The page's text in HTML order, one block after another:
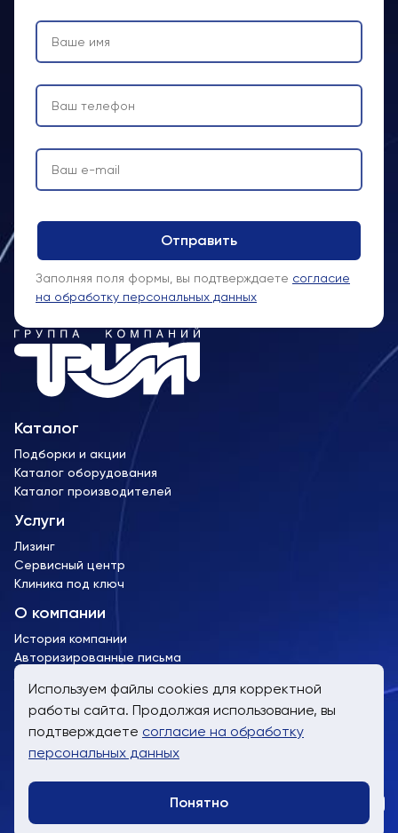
Каталог
Подборки и акции
Каталог оборудования
Каталог производителей
Услуги
Лизинг
Сервисный центр
Клиника под ключ
О компании
История компании
Авторизированные письма
пн-пт, 9:00 до 19:00
8 (800) 707-61-24
info@trimm.ru
Заполняя поля формы, вы подтверждаете согласие
на обработку персональных данных
Используем файлы cookies для корректной
работы сайта. Продолжая использование, вы
подтверждаете согласие на обработку
персональных данных
Понятно